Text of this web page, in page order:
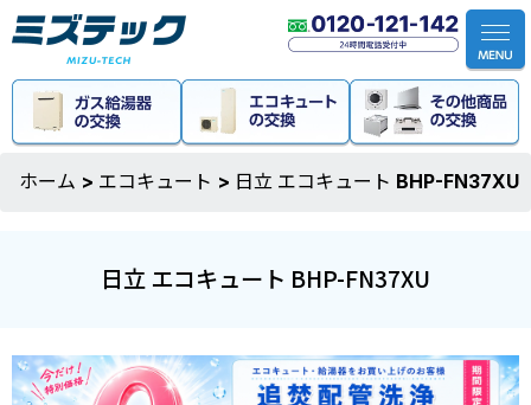
ホーム > エコキュート > 日立 エコキュート BHP-FN37XU
日立 エコキュート BHP-FN37XU